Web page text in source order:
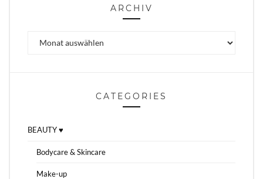
ARCHIV
CATEGORIES
BEAUTY ♥
Bodycare & Skincare
Make-up